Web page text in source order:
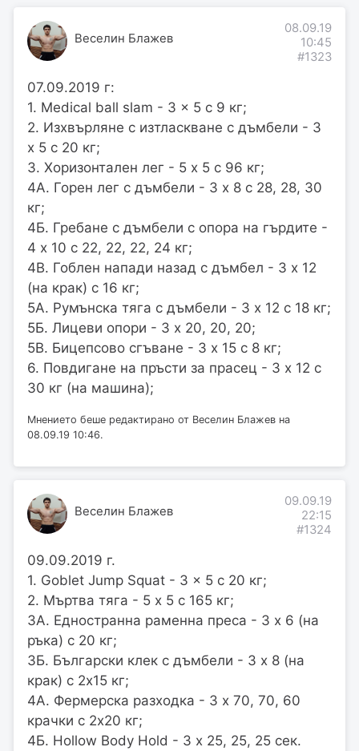
Веселин Блажев
08.09.19
10:45
#1323
07.09.2019 г:
1. Medical ball slam - 3 x 5 с 9 кг;
2. Изхвърляне с изтласкване с дъмбели - 3
х 5 с 20 кг;
3. Хоризонтален лег - 5 x 5 с 96 кг;
4А. Горен лег с дъмбели - 3 х 8 с 28, 28, 30
кг;
4Б. Гребане с дъмбели с опора на гърдите -
4 х 10 с 22, 22, 22, 24 кг;
4В. Гоблен напади назад с дъмбел - 3 х 12
(на крак) с 16 кг;
5А. Румънска тяга с дъмбели - 3 х 12 с 18 кг;
5Б. Лицеви опори - 3 х 20, 20, 20;
5В. Бицепсово сгъване - 3 х 15 с 8 кг;
6. Повдигане на пръсти за прасец - 3 х 12 с
30 кг (на машина);
Мнението беше редактирано от Веселин Блажев на
08.09.19 10:46.
Веселин Блажев
09.09.19
22:15
#1324
09.09.2019 г.
1. Goblet Jump Squat - 3 x 5 с 20 кг;
2. Мъртва тяга - 5 х 5 с 165 кг;
3А. Едностранна раменна преса - 3 х 6 (на
ръка) с 20 кг;
3Б. Български клек с дъмбели - 3 х 8 (на
крак) с 2х15 кг;
4А. Фермерска разходка - 3 х 70, 70, 60
крачки с 2х20 кг;
4Б. Hollow Body Hold - 3 х 25, 25, 25 сек.